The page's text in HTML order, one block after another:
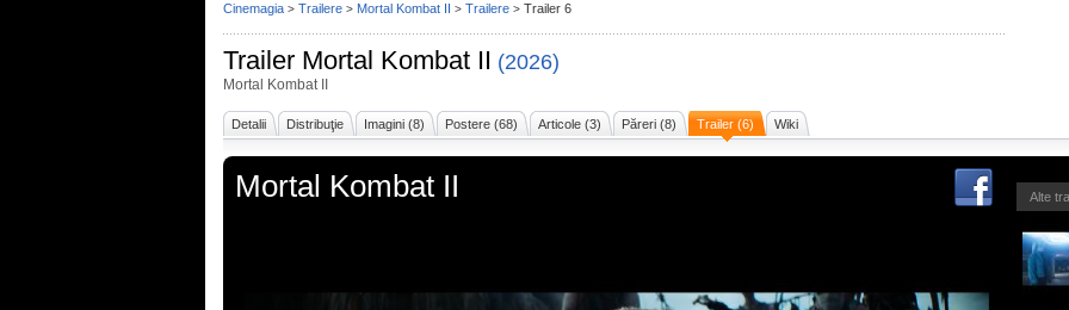
Trailer Mortal Kombat II (2026)
Mortal Kombat II
Detalii Distribuţie Imagini (8) Postere (68) Articole (3) Păreri (8) Trailer (6) Wiki
Mortal Kombat II Alte
Cinemagia > Trailere > Mortal Kombat II > Trailere > Trailer 6